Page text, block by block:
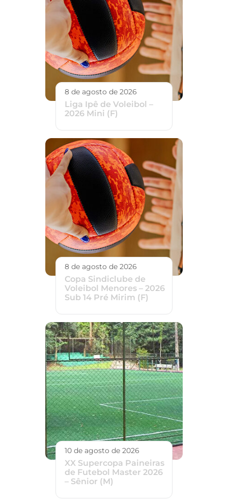
8 de agosto de 2026
Liga Ipê de Voleibol –
2026 Mini (F)
8 de agosto de 2026
Copa Sindiclube de
Voleibol Menores – 2026
Sub 14 Pré Mirim (F)
10 de agosto de 2026
XX Supercopa Paineiras
de Futebol Master 2026
– Sênior (M)